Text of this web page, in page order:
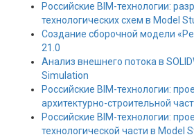
Российские BIM-технологии:
технологических схем в Model
Создание сборочной модели
21.0
Анализ внешнего потока в
Simulation
Российские BIM-технологии:
архитектурно-строительной
Российские BIM-технологии:
технологической части в Model